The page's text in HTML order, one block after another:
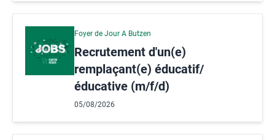
Foyer de Jour A Butzen
Recrutement d'un(e)
remplaçant(e) éducatif/
éducative (m/f/d)
05/08/2026